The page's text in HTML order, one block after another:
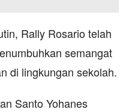
Rally Rosario telah
semangat
di lingkungan sekolah.
Santo Yohanes